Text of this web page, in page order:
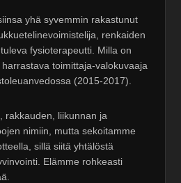
yhä syvemmin rakastunut
renkaiden
fysioterapeutti. Milla on
toimittaja-valokuvaaja
(2015-2017).
rakkauden, liikunnan ja
nimiin, mutta sekoitamme
sillä siitä yhtälöstä
Elämme rohkeasti